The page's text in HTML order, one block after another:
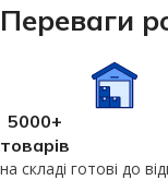
Переваги
5000+
товарів
на складі готові до